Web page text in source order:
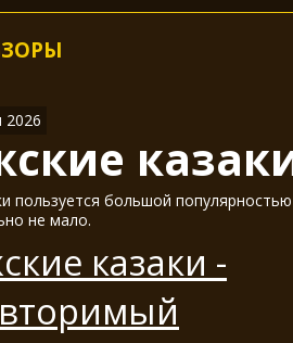
2026
пользуется большой
не мало.